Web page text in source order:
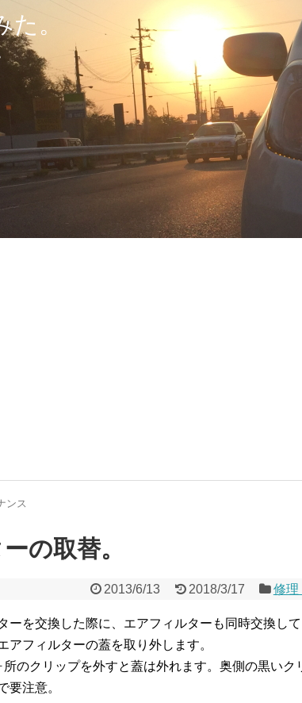
。
ンス
の取替。
2013/6/13 2018/3/17 修理
ーを交換した際に、エアフィルターも同時交換して
アフィルターの蓋を取り外します。
のクリップを外すと蓋は外れます。奥側の黒いク
要注意。